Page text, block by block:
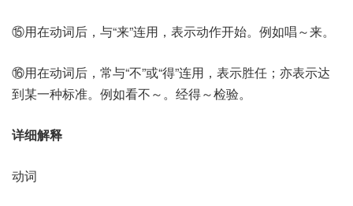
⑮用在动词后，与“来”连用，表示动作开始。例如唱～来。
⑯用在动词后，常与“不”或“得”连用，表示胜任；亦表示达
到某一种标准。例如看不～。经得～检验。
详细解释
动词